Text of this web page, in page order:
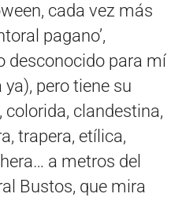
cada vez más
pagano’,
desconocido para mí
pero tiene su
clandestina,
trapera, etílica,
a metros del
Bustos, que mira